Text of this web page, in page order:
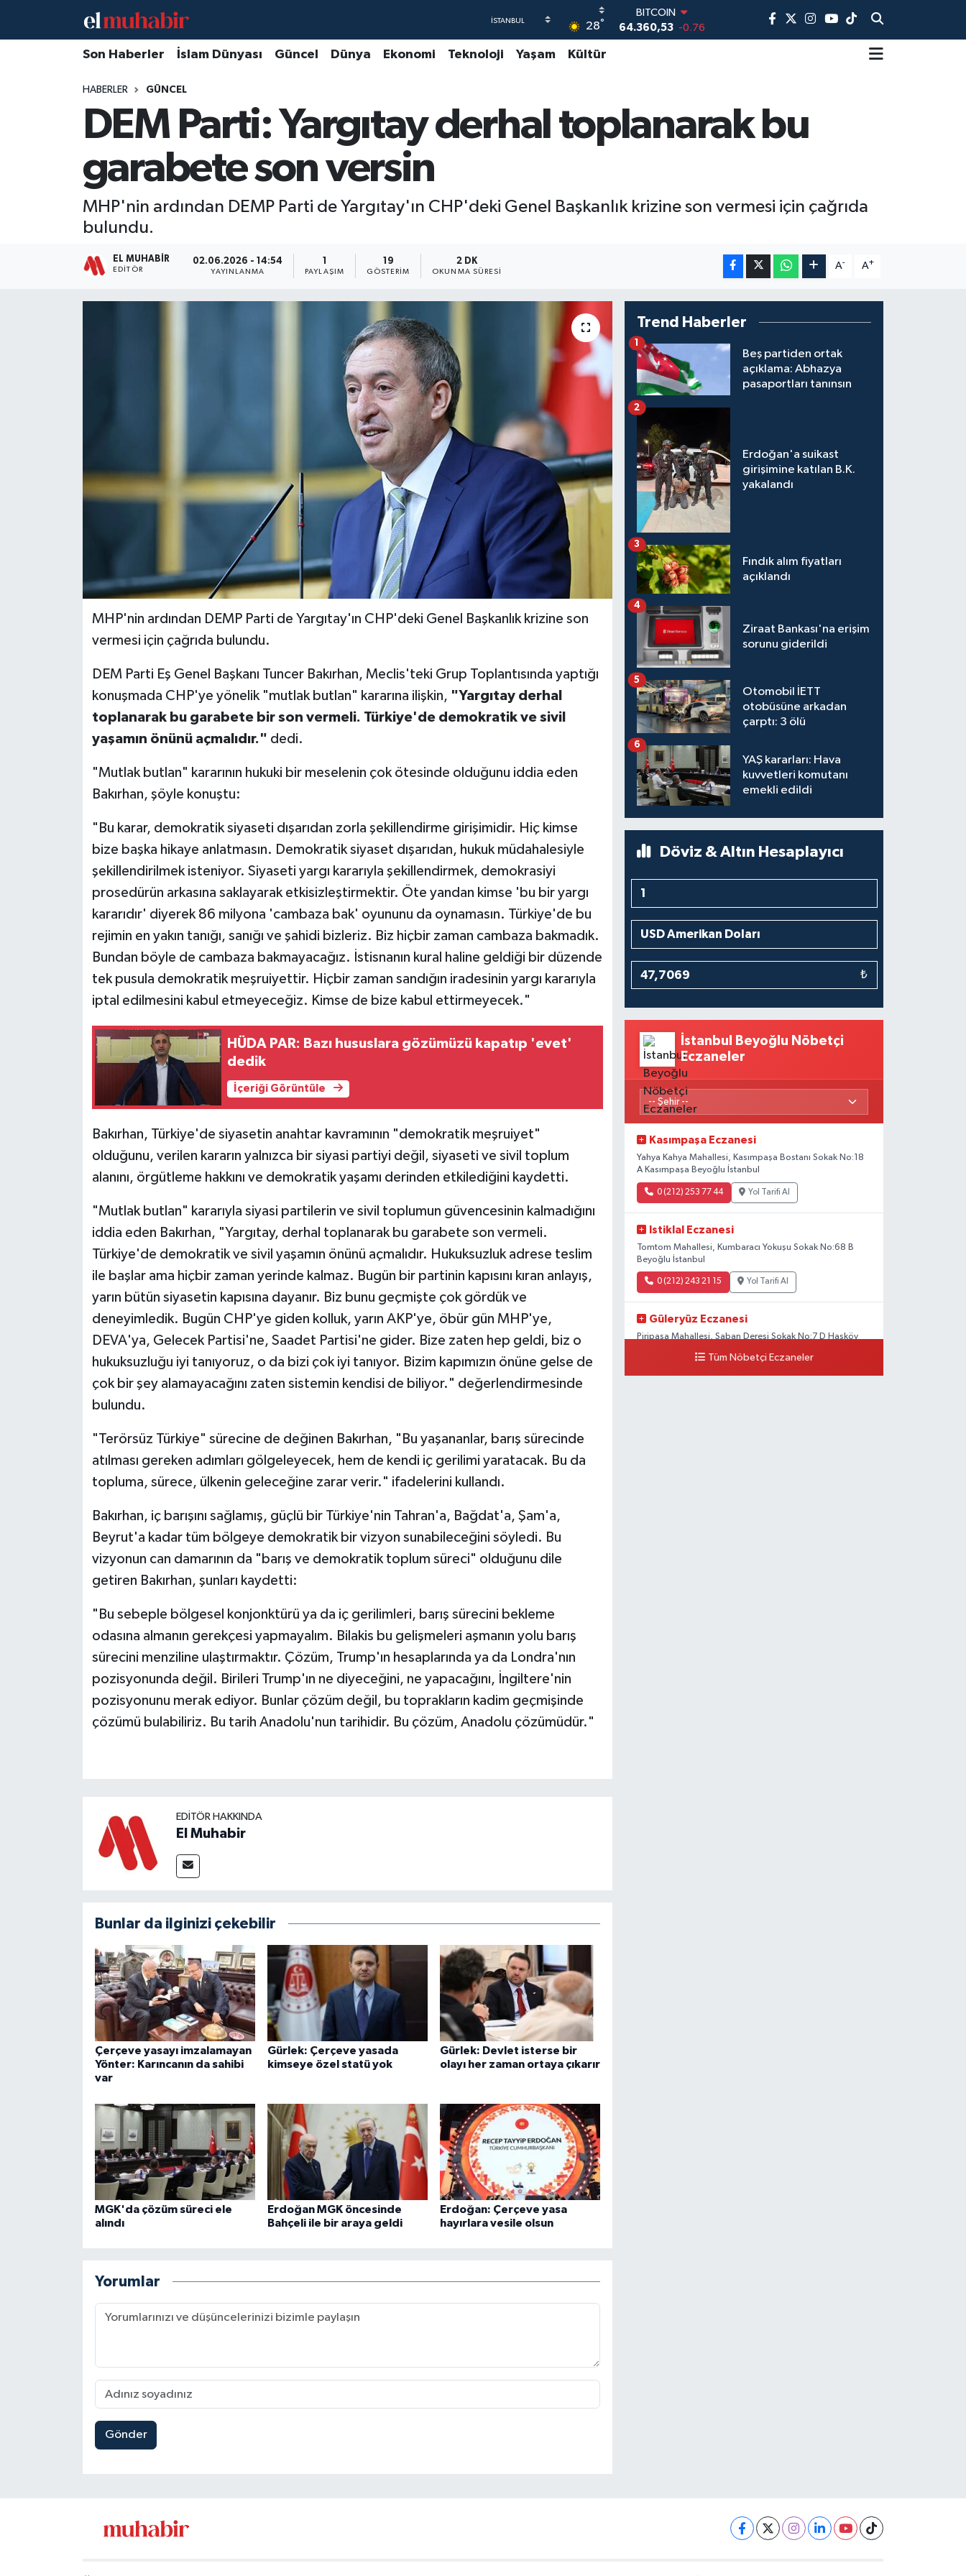
28°
DOLAR
47,7069
0.17
GRAM ALTIN
6574.81
1.44
BİST100
Son Haberler İslam Dünyası Güncel Dünya Ekonomi Teknoloji Yaşam Kültür
HABERLER GÜNCEL
DEM Parti: Yargıtay derhal toplanarak bu
garabete son versin
MHP'nin ardından DEMP Parti de Yargıtay'ın CHP'deki Genel Başkanlık krizine son vermesi için çağrıda
bulundu.
EL MUHABIR
EDITÖR
02.06.2026 - 14:54
YAYINLANMA
1
PAYLAŞIM
19
GÖSTERIM
2 DK
OKUNMA SÜRESI
A- A+
MHP'nin ardından DEMP Parti de Yargıtay'ın CHP'deki Genel Başkanlık krizine son
vermesi için çağrıda bulundu.
DEM Parti Eş Genel Başkanı Tuncer Bakırhan, Meclis'teki Grup Toplantısında yaptığı
konuşmada CHP'ye yönelik "mutlak butlan" kararına ilişkin, "Yargıtay derhal
toplanarak bu garabete bir son vermeli. Türkiye'de demokratik ve sivil
yaşamın önünü açmalıdır." dedi.
"Mutlak butlan" kararının hukuki bir meselenin çok ötesinde olduğunu iddia eden
Bakırhan, şöyle konuştu:
"Bu karar, demokratik siyaseti dışarıdan zorla şekillendirme girişimidir. Hiç kimse
bize başka hikaye anlatmasın. Demokratik siyaset dışarıdan, hukuk müdahalesiyle
şekillendirilmek isteniyor. Siyaseti yargı kararıyla şekillendirmek, demokrasiyi
prosedürün arkasına saklayarak etkisizleştirmektir. Öte yandan kimse 'bu bir yargı
kararıdır' diyerek 86 milyona 'cambaza bak' oyununu da oynamasın. Türkiye'de bu
rejimin en yakın tanığı, sanığı ve şahidi bizleriz. Biz hiçbir zaman cambaza bakmadık.
Bundan böyle de cambaza bakmayacağız. İstisnanın kural haline geldiği bir düzende
tek pusula demokratik meşruiyettir. Hiçbir zaman sandığın iradesinin yargı kararıyla
iptal edilmesini kabul etmeyeceğiz. Kimse de bize kabul ettirmeyecek."
HÜDA PAR: Bazı hususlara gözümüzü kapatıp 'evet'
dedik
İçeriği Görüntüle
Bakırhan, Türkiye'de siyasetin anahtar kavramının "demokratik meşruiyet"
olduğunu, verilen kararın yalnızca bir siyasi partiyi değil, siyaseti ve sivil toplum
alanını, örgütleme hakkını ve demokratik yaşamı derinden etkilediğini kaydetti.
"Mutlak butlan" kararıyla siyasi partilerin ve sivil toplumun güvencesinin kalmadığını
iddia eden Bakırhan, "Yargıtay, derhal toplanarak bu garabete son vermeli.
Türkiye'de demokratik ve sivil yaşamın önünü açmalıdır. Hukuksuzluk adrese teslim
ile başlar ama hiçbir zaman yerinde kalmaz. Bugün bir partinin kapısını kıran anlayış,
yarın bütün siyasetin kapısına dayanır. Biz bunu geçmişte çok gördük ve
deneyimledik. Bugün CHP'ye giden kolluk, yarın AKP'ye, öbür gün MHP'ye,
DEVA'ya, Gelecek Partisi'ne, Saadet Partisi'ne gider. Bize zaten hep geldi, biz o
hukuksuzluğu iyi tanıyoruz, o da bizi çok iyi tanıyor. Bizim kapımızın önüne gelse de
çok bir şey alamayacağını zaten sistemin kendisi de biliyor." değerlendirmesinde
bulundu.
"Terörsüz Türkiye" sürecine de değinen Bakırhan, "Bu yaşananlar, barış sürecinde
atılması gereken adımları gölgeleyecek, hem de kendi iç gerilimi yaratacak. Bu da
topluma, sürece, ülkenin geleceğine zarar verir." ifadelerini kullandı.
Bakırhan, iç barışını sağlamış, güçlü bir Türkiye'nin Tahran'a, Bağdat'a, Şam'a,
Beyrut'a kadar tüm bölgeye demokratik bir vizyon sunabileceğini söyledi. Bu
vizyonun can damarının da "barış ve demokratik toplum süreci" olduğunu dile
getiren Bakırhan, şunları kaydetti:
"Bu sebeple bölgesel konjonktürü ya da iç gerilimleri, barış sürecini bekleme
odasına almanın gerekçesi yapmayalım. Bilakis bu gelişmeleri aşmanın yolu barış
sürecini menziline ulaştırmaktır. Çözüm, Trump'ın hesaplarında ya da Londra'nın
pozisyonunda değil. Birileri Trump'ın ne diyeceğini, ne yapacağını, İngiltere'nin
pozisyonunu merak ediyor. Bunlar çözüm değil, bu toprakların kadim geçmişinde
çözümü bulabiliriz. Bu tarih Anadolu'nun tarihidir. Bu çözüm, Anadolu çözümüdür."
EDITÖR HAKKINDA
El Muhabir
Bunlar da ilginizi çekebilir
Çerçeve yasayı imzalamayan
Yönter: Karıncanın da sahibi
var
Gürlek: Çerçeve yasada
kimseye özel statü yok
Gürlek: Devlet isterse bir
olayı her zaman ortaya çıkarır
MGK'da çözüm süreci ele
alındı
Erdoğan MGK öncesinde
Bahçeli ile bir araya geldi
Erdoğan: Çerçeve yasa
hayırlara vesile olsun
Yorumlar
Gönder
Trend Haberler
Beş partiden ortak
açıklama: Abhazya
pasaportları tanınsın
1
Erdoğan'a suikast
girişimine katılan B.K.
yakalandı
2
Fındık alım fiyatları
açıklandı
3
Ziraat Bankası'na erişim
sorunu giderildi
4
Otomobil İETT
otobüsüne arkadan
çarptı: 3 ölü
5
YAŞ kararları: Hava
kuvvetleri komutanı
emekli edildi
6
Döviz & Altın Hesaplayıcı
₺
İstanbul Beyoğlu Nöbetçi
Eczaneler
Kasımpaşa Eczanesi
Yahya Kahya Mahallesi, Kasımpaşa Bostanı Sokak No:18
A Kasımpaşa Beyoğlu İstanbul
0 (212) 253 77 44 Yol Tarifi Al
Istiklal Eczanesi
Tomtom Mahallesi, Kumbaracı Yokuşu Sokak No:68 B
Beyoğlu İstanbul
0 (212) 243 21 15 Yol Tarifi Al
Güleryüz Eczanesi
Piripaşa Mahallesi, Şaban Deresi Sokak No:7 D Hasköy
Tüm Nöbetçi Eczaneler
Hava Durumu
Trafik Durumu
Süper Lig Puan Durumu ve Fikstür
Tüm Manşetler
Son Dakika Haberleri